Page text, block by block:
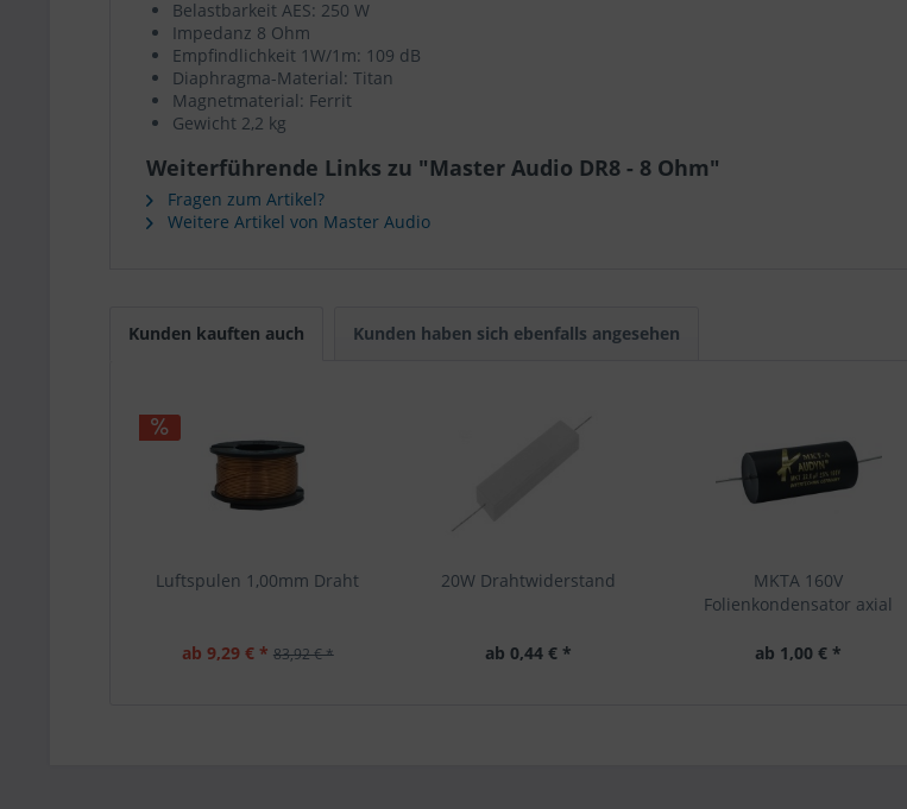
Belastbarkeit AES: 250 W
Impedanz 8 Ohm
Empfindlichkeit 1W/1m: 109 dB
Diaphragma-Material: Titan
Magnetmaterial: Ferrit
Gewicht 2,2 kg
Weiterführende Links zu "Master Audio DR8 - 8 Ohm"
Fragen zum Artikel?
Weitere Artikel von Master Audio
Kunden kauften auch Kunden haben sich ebenfalls angesehen
Luftspulen 1,00mm Draht
ab 9,29 € * 83,92 € *
20W Drahtwiderstand
ab 0,44 € *
MKTA 160V
Folienkondensator axial
ab 1,00 € *